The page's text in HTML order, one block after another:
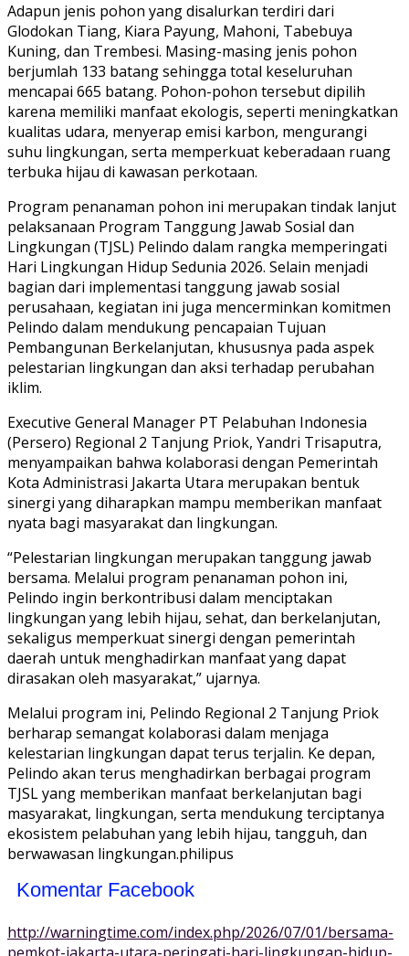
Adapun jenis pohon yang disalurkan terdiri dari
Glodokan Tiang, Kiara Payung, Mahoni, Tabebuya
Kuning, dan Trembesi. Masing-masing jenis pohon
berjumlah 133 batang sehingga total keseluruhan
mencapai 665 batang. Pohon-pohon tersebut dipilih
karena memiliki manfaat ekologis, seperti meningkatkan
kualitas udara, menyerap emisi karbon, mengurangi
suhu lingkungan, serta memperkuat keberadaan ruang
terbuka hijau di kawasan perkotaan.
Program penanaman pohon ini merupakan tindak lanjut
pelaksanaan Program Tanggung Jawab Sosial dan
Lingkungan (TJSL) Pelindo dalam rangka memperingati
Hari Lingkungan Hidup Sedunia 2026. Selain menjadi
bagian dari implementasi tanggung jawab sosial
perusahaan, kegiatan ini juga mencerminkan komitmen
Pelindo dalam mendukung pencapaian Tujuan
Pembangunan Berkelanjutan, khususnya pada aspek
pelestarian lingkungan dan aksi terhadap perubahan
iklim.
Executive General Manager PT Pelabuhan Indonesia
(Persero) Regional 2 Tanjung Priok, Yandri Trisaputra,
menyampaikan bahwa kolaborasi dengan Pemerintah
Kota Administrasi Jakarta Utara merupakan bentuk
sinergi yang diharapkan mampu memberikan manfaat
nyata bagi masyarakat dan lingkungan.
“Pelestarian lingkungan merupakan tanggung jawab
bersama. Melalui program penanaman pohon ini,
Pelindo ingin berkontribusi dalam menciptakan
lingkungan yang lebih hijau, sehat, dan berkelanjutan,
sekaligus memperkuat sinergi dengan pemerintah
daerah untuk menghadirkan manfaat yang dapat
dirasakan oleh masyarakat,” ujarnya.
Melalui program ini, Pelindo Regional 2 Tanjung Priok
berharap semangat kolaborasi dalam menjaga
kelestarian lingkungan dapat terus terjalin. Ke depan,
Pelindo akan terus menghadirkan berbagai program
TJSL yang memberikan manfaat berkelanjutan bagi
masyarakat, lingkungan, serta mendukung terciptanya
ekosistem pelabuhan yang lebih hijau, tangguh, dan
berwawasan lingkungan.philipus
Komentar Facebook
http://warningtime.com/index.php/2026/07/01/bersama-